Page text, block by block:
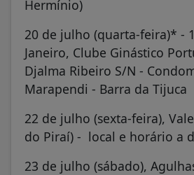
20 de julho (quarta-feira)* -
Janeiro, Clube Ginástico
Djalma Ribeiro S/N -
Marapendi - Barra da Tijuca
22 de julho (sexta-feira),
do Piraí) - local e horário a
23 de julho (sábado),